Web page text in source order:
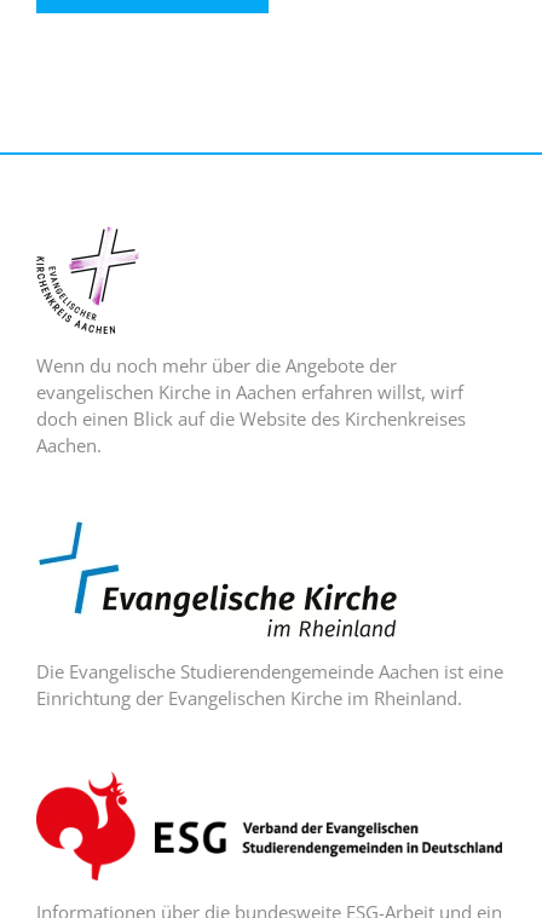
Wenn du noch mehr über die Angebote der
evangelischen Kirche in Aachen erfahren willst, wirf
doch einen Blick auf die Website des Kirchenkreises
Aachen.
Die Evangelische Studierendengemeinde Aachen ist eine
Einrichtung der Evangelischen Kirche im Rheinland.
Informationen über die bundesweite ESG-Arbeit und ein